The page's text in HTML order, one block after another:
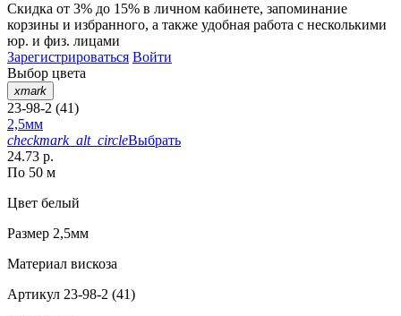
Скидка от 3% до 15% в личном кабинете, запоминание
корзины и избранного, а также удобная работа с несколькими
юр. и физ. лицами
Зарегистрироваться Войти
Выбор цвета
xmark
23-98-2 (41)
2,5мм
checkmark_alt_circleВыбрать
24.73 р.
По 50 м
Цвет белый
Размер 2,5мм
Материал вискоза
Артикул 23-98-2 (41)